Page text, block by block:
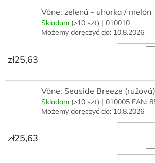
Vône: zelená - uhorka / melón
Skladom (>10 szt) | 010010
Możemy doręczyć do: 10.8.2026
zł25,63
Vône: Seaside Breeze (ružová)
Skladom (>10 szt) | 010005 EAN:
Możemy doręczyć do: 10.8.2026
zł25,63